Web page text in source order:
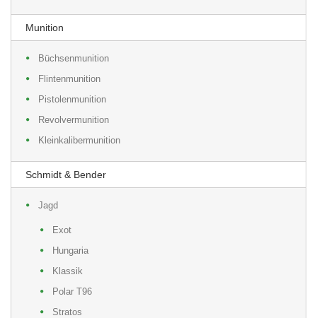
Munition
Büchsenmunition
Flintenmunition
Pistolenmunition
Revolvermunition
Kleinkalibermunition
Schmidt & Bender
Jagd
Exot
Hungaria
Klassik
Polar T96
Stratos